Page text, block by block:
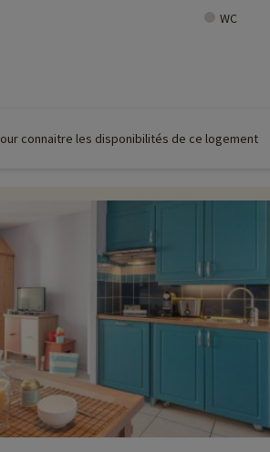
WC
connaitre les disponibilités de ce logement